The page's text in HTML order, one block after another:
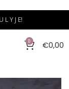
L Y J E!
0 €0,00